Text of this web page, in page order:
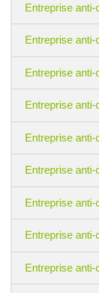
Entreprise anti-
Entreprise
Entreprise
Entreprise
Entreprise
Entreprise
Entreprise
Entreprise
Entreprise